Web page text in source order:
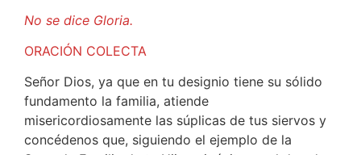
No se dice Gloria.
ORACIÓN COLECTA
Señor Dios, ya que en tu designio tiene su sólido
fundamento la familia, atiende
misericordiosamente las súplicas de tus siervos y
concédenos que, siguiendo el ejemplo de la